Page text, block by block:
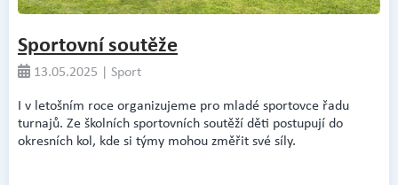
Sportovní soutěže
13.05.2025 | Sport
I v letošním roce organizujeme pro mladé sportovce řadu
turnajů. Ze školních sportovních soutěží děti postupují do
okresních kol, kde si týmy mohou změřit své síly.